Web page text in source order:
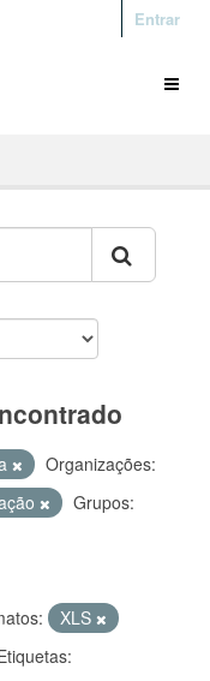
Entrar
Organizações:
Grupos:
XLS